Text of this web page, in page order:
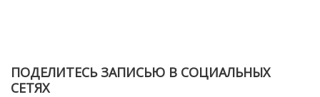
ПОДЕЛИТЕСЬ ЗАПИСЬЮ В СОЦИАЛЬНЫХ
СЕТЯХ